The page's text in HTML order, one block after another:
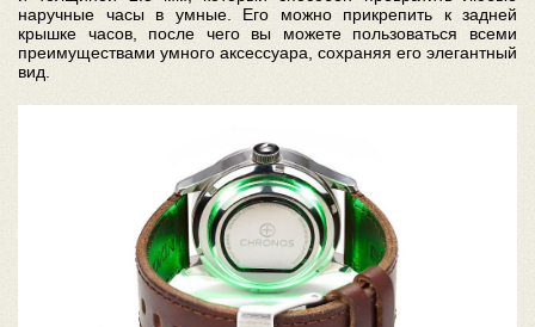
наручные часы в умные. Его можно прикрепить к задней
крышке часов, после чего вы можете пользоваться всеми
преимуществами умного аксессуара, сохраняя его элегантный
вид.